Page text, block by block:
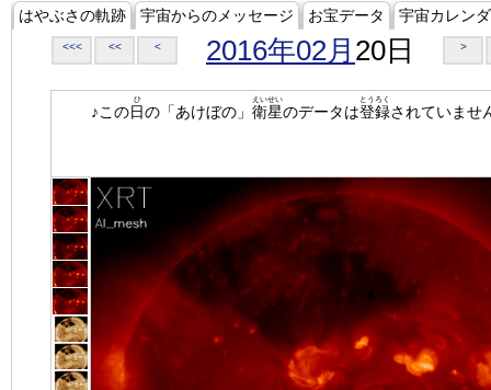
はやぶさの軌跡 宇宙からのメッセージ お宝データ 宇宙カレン
<<< << < 2016年02月 20日 >
♪この日
ひ
の「あけぼの」 衛星
えいせい
のデータは登録
とうろく
されていませ